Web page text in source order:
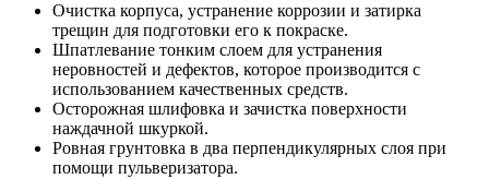
Очистка корпуса, устранение коррозии и затирка
трещин для подготовки его к покраске.
Шпатлевание тонким слоем для устранения
неровностей и дефектов, которое производится с
использованием качественных средств.
Осторожная шлифовка и зачистка поверхности
наждачной шкуркой.
Ровная грунтовка в два перпендикулярных слоя при
помощи пульверизатора.